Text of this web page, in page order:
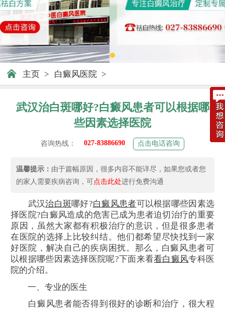
主页 > 白癜风医院 >
武汉治白斑哪好?白癜风患者可以根据哪
些因素选择医院
咨询热线： 027-83886690 点击电话咨询
温馨提示： 由于篇幅原因，很多内容不能详尽，如果您或者您
的家人需要疾病咨询，可点击此处进行免费沟通
武汉治白斑哪好?白癜风患者可以根据哪些因素选
择医院?白癜风造成的危害已成为患者迫切治疗的重要
原因，虽然大家都有积极治疗的意识，但是很多患者
在医院的选择上比较纠结。他们都希望尽快找到一家
好医院，解决自己的疾病困扰。那么，白癜风患者可
以根据哪些因素选择医院呢?下面来看看白癜风专科医
院的介绍。
一、专业的医生
白癜风患者能否得到很好的诊断和治疗，很大程